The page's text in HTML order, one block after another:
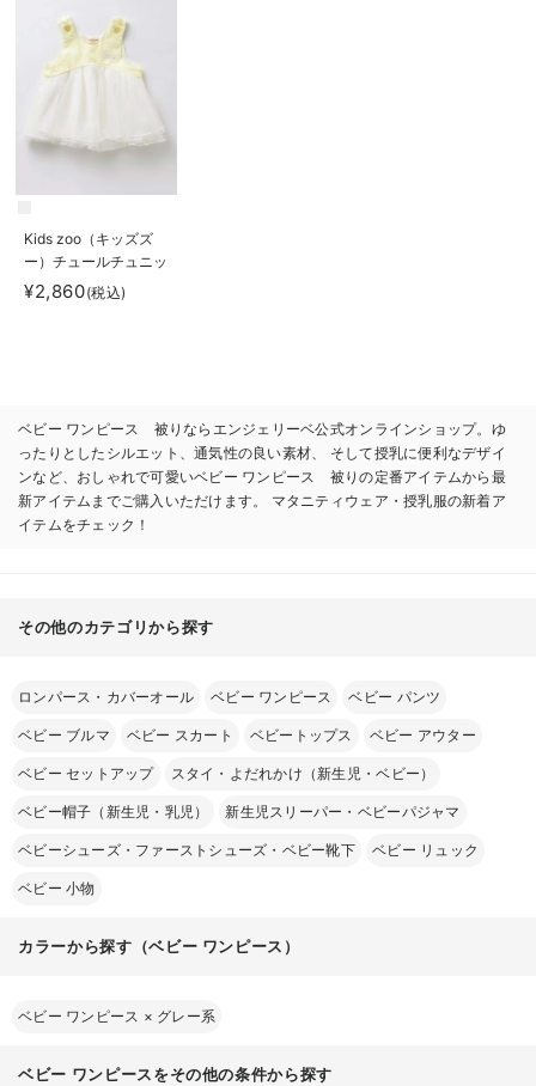
Kids zoo（キッズズ
ー）チュールチュニッ
ク
¥2,860(税込)
ベビー ワンピース 被りならエンジェリーベ公式オンラインショップ。ゆ
ったりとしたシルエット、通気性の良い素材、 そして授乳に便利なデザイ
ンなど、おしゃれで可愛いベビー ワンピース 被りの定番アイテムから最
新アイテムまでご購入いただけます。 マタニティウェア・授乳服の新着ア
イテムをチェック！
その他のカテゴリから探す
ロンパース・カバーオール ベビー ワンピース ベビー パンツ
ベビー ブルマ ベビー スカート ベビートップス ベビー アウター
ベビー セットアップ スタイ・よだれかけ（新生児・ベビー）
ベビー帽子（新生児・乳児） 新生児スリーパー・ベビーパジャマ
ベビーシューズ・ファーストシューズ・ベビー靴下 ベビー リュック
ベビー 小物
カラーから探す（ベビー ワンピース）
ベビー ワンピース × グレー系
ベビー ワンピースをその他の条件から探す